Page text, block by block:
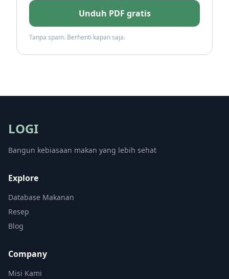
Unduh PDF gratis
Tanpa spam. Berhenti kapan saja.
LOGI
Bangun kebiasaan makan yang lebih sehat
Explore
Database Makanan
Resep
Blog
Company
Misi Kami